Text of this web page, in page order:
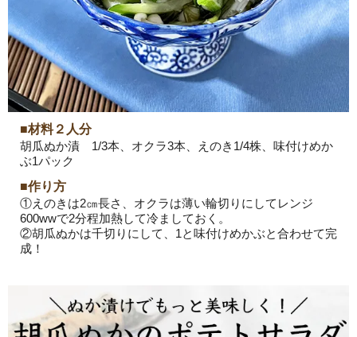
■材料２人分
胡瓜ぬか漬 1/3本、オクラ3本、えのき1/4株、味付けめか
ぶ1パック
■作り方
①えのきは2㎝長さ、オクラは薄い輪切りにしてレンジ
600wwで2分程加熱して冷ましておく。
②胡瓜ぬかは千切りにして、1と味付けめかぶと合わせて完
成！